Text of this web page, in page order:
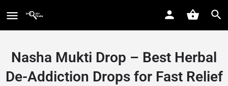
Nasha Mukti Drop – Best Herbal
De-Addiction Drops for Fast Relief